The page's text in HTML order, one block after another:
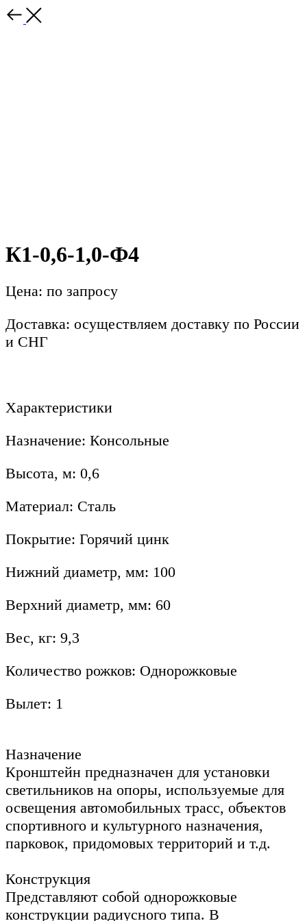
К1-0,6-1,0-Ф4
Цена: по запросу
Доставка: осуществляем доставку по России
и СНГ
Характеристики
Назначение: Консольные
Высота, м: 0,6
Материал: Сталь
Покрытие: Горячий цинк
Нижний диаметр, мм: 100
Верхний диаметр, мм: 60
Вес, кг: 9,3
Количество рожков: Однорожковые
Вылет: 1
Назначение
Кронштейн предназначен для установки
светильников на опоры, используемые для
освещения автомобильных трасс, объектов
спортивного и культурного назначения,
парковок, придомовых территорий и т.д.
Конструкция
Представляют собой однорожковые
конструкции радиусного типа. В